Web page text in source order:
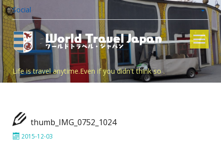
Social
Life is travel anytime.Even if you didn't think so .
Skip
to
content
thumb_IMG_0752_1024
2015-12-03